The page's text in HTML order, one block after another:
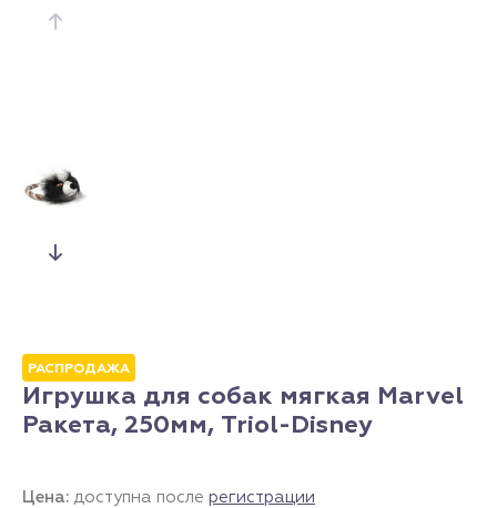
РАСПРОДАЖА
Игрушка для собак мягкая Marvel
Ракета, 250мм, Triol-Disney
Цена: доступна после регистрации